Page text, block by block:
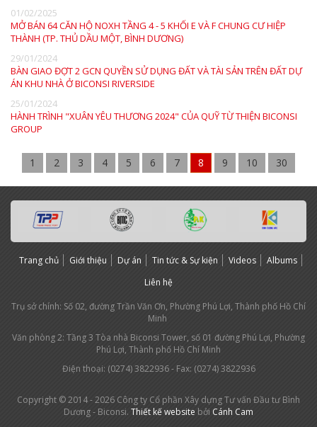
01/02/2025
MỞ BÁN 64 CĂN HỘ NOXH TẦNG 4 - 5 KHỐI E VÀ F CHUNG CƯ HIỆP
THÀNH (TP. THỦ DẦU MỘT, BÌNH DƯƠNG)
29/01/2024
BÀN GIAO ĐỢT 2 GCN QUYỀN SỬ DỤNG ĐẤT VÀ TÀI SẢN TRÊN ĐẤT DỰ
ÁN KHU NHÀ Ở BICONSI RIVERSIDE
25/01/2024
HÀNH TRÌNH "XUÂN YÊU THƯƠNG 2024" CỦA QUỸ TỪ THIỆN BICONSI
GROUP
1 2 3 4 5 6 7 8 9 10 30
Trang chủ Giới thiệu Dự án Tin tức & Sự kiện Videos
Albums
Liên hệ
Trụ sở chính: Số 02, đường Trần Văn Ơn, Phường Phú Lợi, Thành phố Hồ Chí
Minh
Văn phòng 2: Tầng 3 Tòa nhà Biconsi Tower, số 01 đường Phú Lợi, Phường
Phú Lợi, Thành phố Hồ Chí Minh
Điện thoại: (0274) 3822936- Fax: (0274) 3822936
Copyright © 2014 - 2026 Công ty Cổ phần Xây dựng Tư vấn Đầu tư Bình
Dương - Biconsi. Thiết kế website bởi Cánh Cam